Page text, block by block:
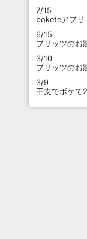
7/15
boketeアプリ
6/15
プリッツのお
3/10
プリッツのお
3/9
干支でボケて